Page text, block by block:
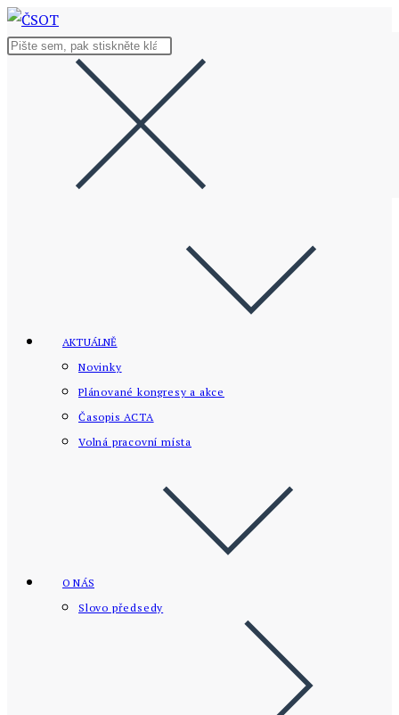
Přejít
k
Hledat
AKTUÁLNĚ
Novinky
Plánované kongresy a akce
Časopis ACTA
Volná pracovní místa
O NÁS
Slovo předsedy